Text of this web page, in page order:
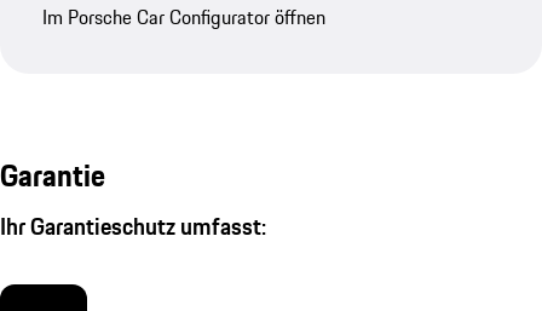
Im Porsche Car Configurator öffnen
Garantie
Ihr Garantieschutz umfasst: